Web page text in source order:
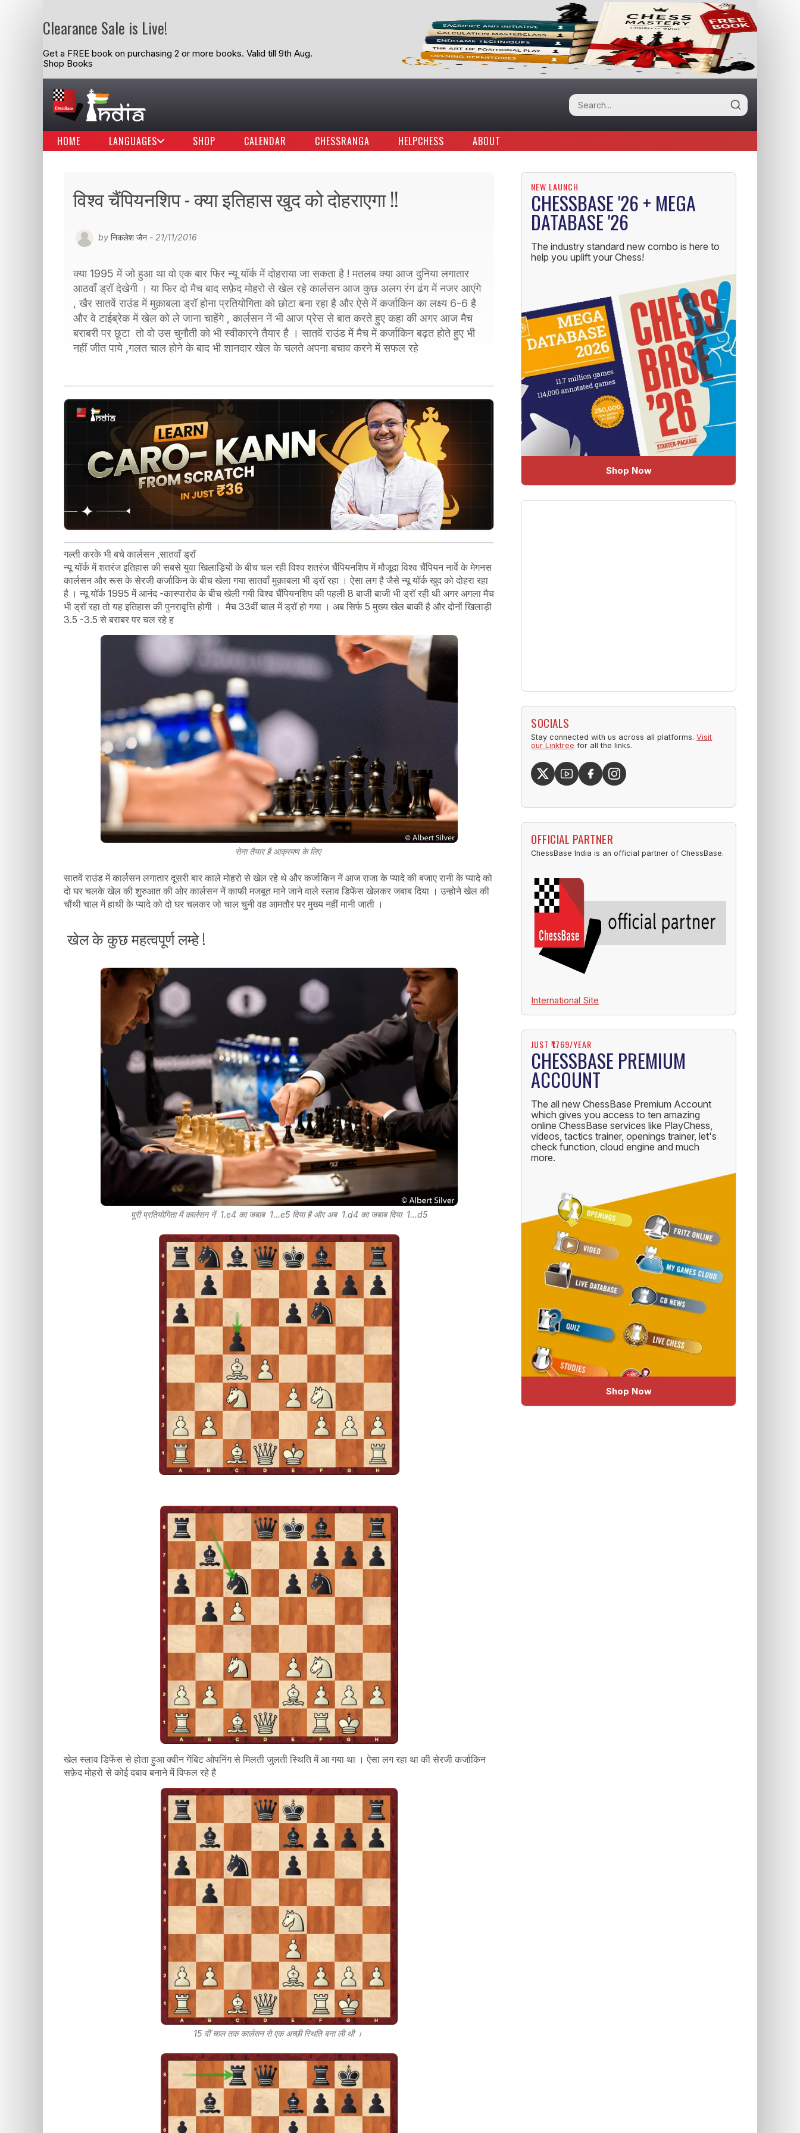
Clearance Sale is Live!
Get a FREE book on purchasing 2 or more books. Valid till 9th Aug.
Shop Books
HOME LANGUAGES SHOP CALENDAR CHESSRANGA HELPCHESS ABOUT
विश्व चैंपियनशिप - क्या इतिहास खुद को दोहराएगा !!
by निकलेश जैन - 21/11/2016
क्या 1995 में जो हुआ था वो एक बार फिर न्यू यॉर्क में दोहराया जा सकता है ! मतलब क्या आज दुनिया लगातार
आठवाँ ड्रॉ देखेगी । या फिर दो मैच बाद सफ़ेद मोहरो से खेल रहे कार्लसन आज कुछ अलग रंग ढंग में नजर आएंगे
, खैर सातवें राउंड में मुक़ाबला ड्रॉ होना प्रतियोगिता को छोटा बना रहा है और ऐसे में कर्जाकिन का लक्ष्य 6-6 है
और वे टाईब्रेक में खेल को ले जाना चाहेंगे , कार्लसन नें भी आज प्रेस से बात करते हुए कहा की अगर आज मैच
बराबरी पर छूटा तो वो उस चुनौती को भी स्वीकारने तैयार है । सातवें राउंड में मैच में कर्जाकिन बढ़त होते हुए भी
नहीं जीत पाये ,गलत चाल होने के बाद भी शानदार खेल के चलते अपना बचाव करने में सफल रहे
गल्ती करके भी बचे कार्लसन ,सातवाँ ड्रॉ
न्यू यॉर्क में शतरंज इतिहास की सबसे युवा खिलाड़ियों के बीच चल रही विश्व शतरंज चैंपियनशिप में मौजूदा विश्व चैंपियन नार्वे के मेगनस
कार्लसन और रूस के सेरजी कर्जाकिन के बीच खेला गया सातवाँ मुक़ाबला भी ड्रॉ रहा । ऐसा लग है जैसे न्यू यॉर्क खुद को दोहरा रहा
है । न्यू यॉर्क 1995 में आनंद -कास्पारोव के बीच खेली गयी विश्व चैंपियनशिप की पहली 8 बाजी बाजी भी ड्रॉ रही थी अगर अगला मैच
भी ड्रॉ रहा तो यह इतिहास की पुनरावृत्ति होगी । मैच 33वीं चाल में ड्रॉ हो गया । अब सिर्फ 5 मुख्य खेल बाकी है और दोनों खिलाड़ी
3.5 -3.5 से बराबर पर चल रहे ह
सेना तैयार है आक्रमण के लिए
सातवें राउंड में कार्लसन लगातार दूसरी बार काले मोहरो से खेल रहे थे और कर्जाकिन नें आज राजा के प्यादे की बजाए रानी के प्यादे को
दो घर चलके खेल की शुरुआत की ओर कार्लसन नें काफी मजबूत माने जाने वाले स्लाव डिफेंस खेलकर जबाब दिया । उन्होने खेल की
चौंथी चाल में हाथी के प्यादे को दो घर चलकर जो चाल चुनी वह आमतौर पर मुख्य नहीं मानी जाती ।
खेल के कुछ महत्वपूर्ण लम्हे !
पूरी प्रतियोगिता में कार्लसन नें 1.e4 का जबाब 1...e5 दिया है और अब 1.d4 का जबाब दिया 1...d5
खेल स्लाव डिफेंस से होता हुआ क्वीन गेंबिट ओपनिंग से मिलती जुलती स्थिति में आ गया था । ऐसा लग रहा था की सेरजी कर्जाकिन
सफ़ेद मोहरो से कोई दबाव बनाने में विफल रहे है
15 वीं चाल तक कार्लसन से एक अच्छी स्थिति बना ली थी ।
NEW LAUNCH
CHESSBASE '26 + MEGA
DATABASE '26
The industry standard new combo is here to
help you uplift your Chess!
Shop Now
SOCIALS
Stay connected with us across all platforms.Visit
our Linktree for all the links.
OFFICIAL PARTNER
ChessBase India is an official partner of ChessBase.
International Site
JUST ₹1769/YEAR
CHESSBASE PREMIUM
ACCOUNT
The all new ChessBase Premium Account
which gives you access to ten amazing
online ChessBase services like PlayChess,
videos, tactics trainer, openings trainer, let's
check function, cloud engine and much
more.
Shop Now